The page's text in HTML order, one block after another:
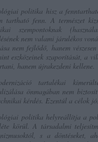
politika hisz a
tartható fenn. A természet
szempontoknak
nem valami járulékos
nem fejlődő, hanem
eszközeinek szaporítását, a
hanem újrakezdeni kellene.
tartalékai
önmagában nem
kérdés. Ezentúl a célok
politika helyreállítja a
körül. A társadalmi
s a döntéseket,